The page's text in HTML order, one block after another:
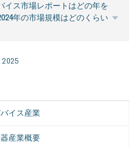
イス市場レポートはどの年を
年の市場規模はどのくらい
2025
イス産業
産業概要